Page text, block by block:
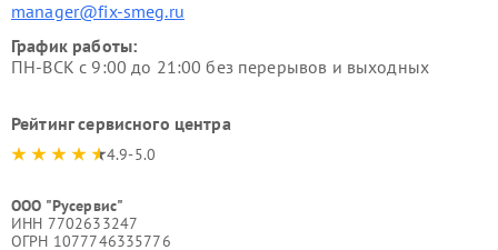
manager@fix-smeg.ru
График работы:
ПН-ВСК с 9:00 до 21:00 без перерывов и выходных
Рейтинг сервисного центра
4.9-5.0
ООО "Русервис"
ИНН 7702633247
ОГРН 1077746335776